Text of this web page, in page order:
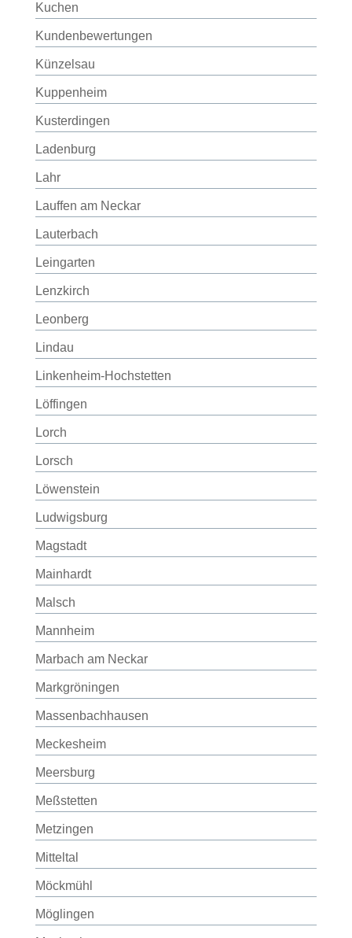
Kuchen
Kundenbewertungen
Künzelsau
Kuppenheim
Kusterdingen
Ladenburg
Lahr
Lauffen am Neckar
Lauterbach
Leingarten
Lenzkirch
Leonberg
Lindau
Linkenheim-Hochstetten
Löffingen
Lorch
Lorsch
Löwenstein
Ludwigsburg
Magstadt
Mainhardt
Malsch
Mannheim
Marbach am Neckar
Markgröningen
Massenbachhausen
Meckesheim
Meersburg
Meßstetten
Metzingen
Mitteltal
Möckmühl
Möglingen